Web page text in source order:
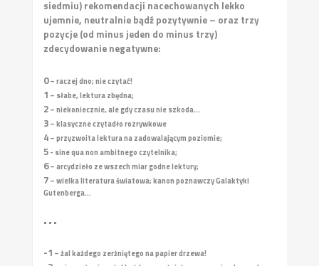
siedmiu) rekomendacji nacechowanych lekko
ujemnie, neutralnie bądź pozytywnie – oraz trzy
pozycje (od minus jeden do minus trzy)
zdecydowanie negatywne:
0– raczej dno; nie czytać!
1 – słabe, lektura zbędna;
2– niekoniecznie, ale gdy czasu nie szkoda...
3– klasyczne czytadło rozrywkowe
4– przyzwoita lektura na zadowalającym poziomie;
5- sine qua non ambitnego czytelnika;
6– arcydzieło ze wszech miar godne lektury;
7– wielka literatura światowa; kanon poznawczy Galaktyki
Gutenberga...
• • •
-1 – żal każdego zerżniętego na papier drzewa!